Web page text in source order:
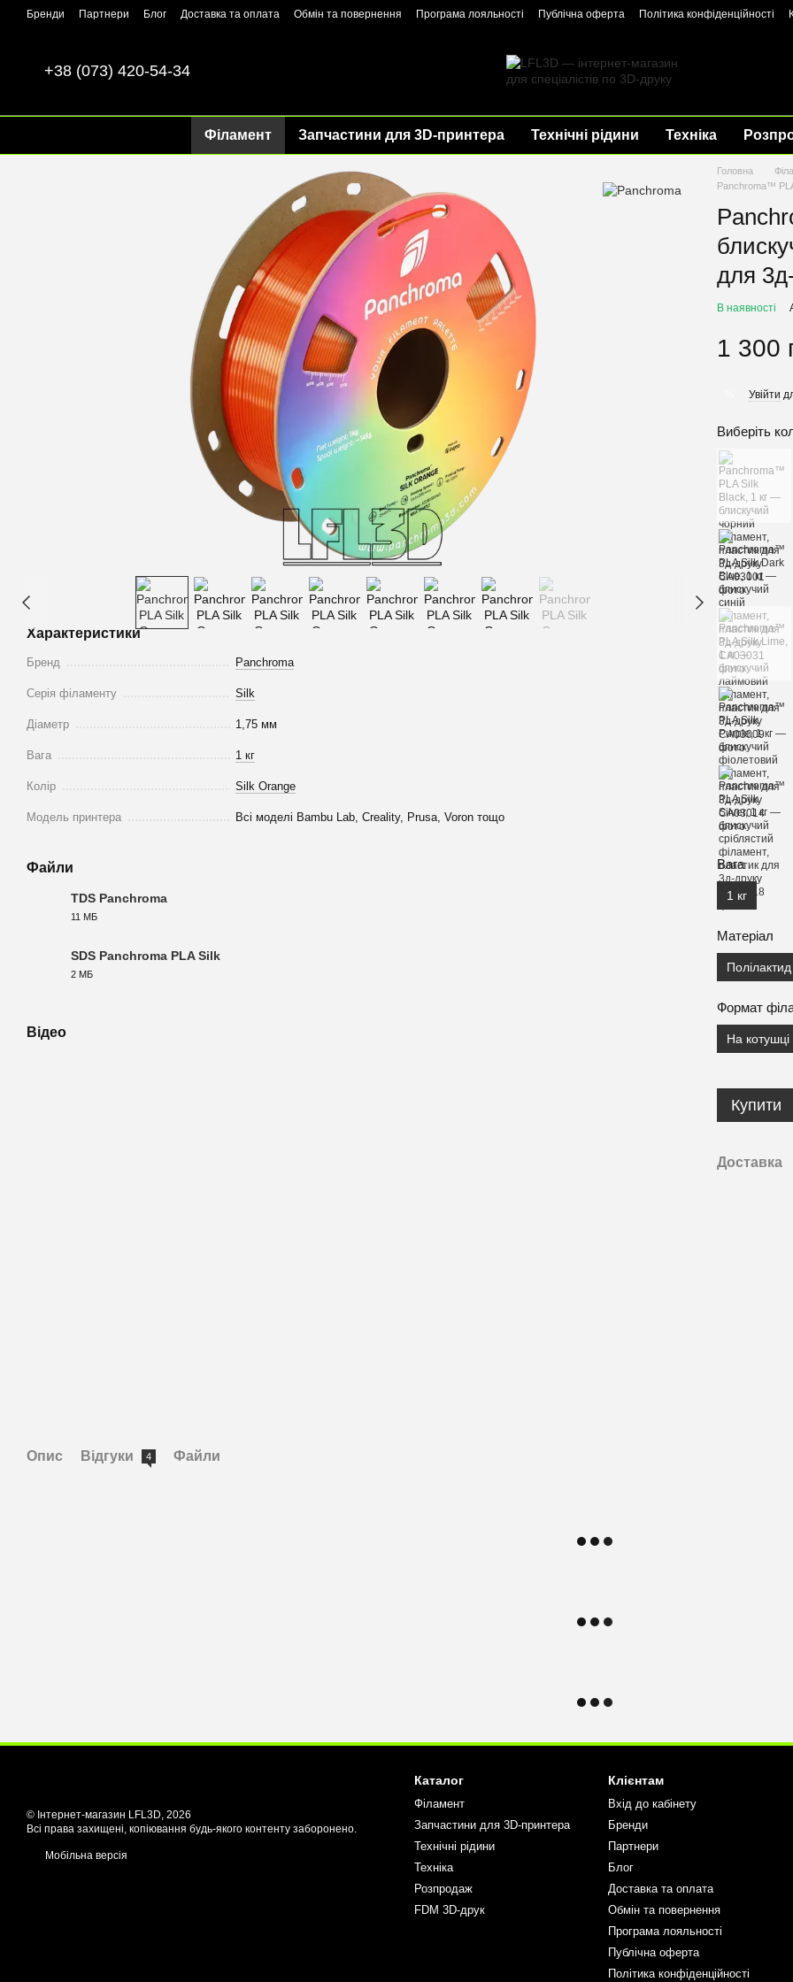
Перейти до основного контенту
Бренди Партнери Блог Доставка та оплата Обмін та повернення Програма лояльності Публічна оферта Політика конфіденційності
+38 (073) 420-54-34
Філамент Запчастини для 3D-принтера Технічні рідини Техніка
Характеристики
Бренд Panchroma
Серія філаменту Silk
Діаметр 1,75 мм
Вага 1 кг
Колір Silk Orange
Модель принтера Всі моделі Bambu Lab, Creality, Prusa, Voron тощо
Файли
TDS Panchroma
11 МБ
SDS Panchroma PLA Silk
2 МБ
Відео
Головна
Panchroma™
для
В наявності
1 300
Увійти
Виберіть
Вага
1 кг
Матеріал
Полілактид
Формат
На котушці
Купити
Доставка
Опис Відгуки 4 Файли
© Інтернет-магазин LFL3D, 2026
Всі права захищені, копіювання будь-якого контенту заборонено.
Мобільна версія
Каталог
Філамент
Запчастини для 3D-принтера
Технічні рідини
Техніка
Розпродаж
FDM 3D-друк
Клієнтам
Вхід до кабінету
Бренди
Партнери
Блог
Доставка та оплата
Обмін та повернення
Програма лояльності
Публічна оферта
Політика конфіденційності